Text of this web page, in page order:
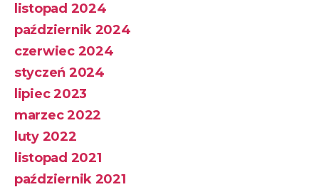
listopad 2024
październik 2024
czerwiec 2024
styczeń 2024
lipiec 2023
marzec 2022
luty 2022
listopad 2021
październik 2021